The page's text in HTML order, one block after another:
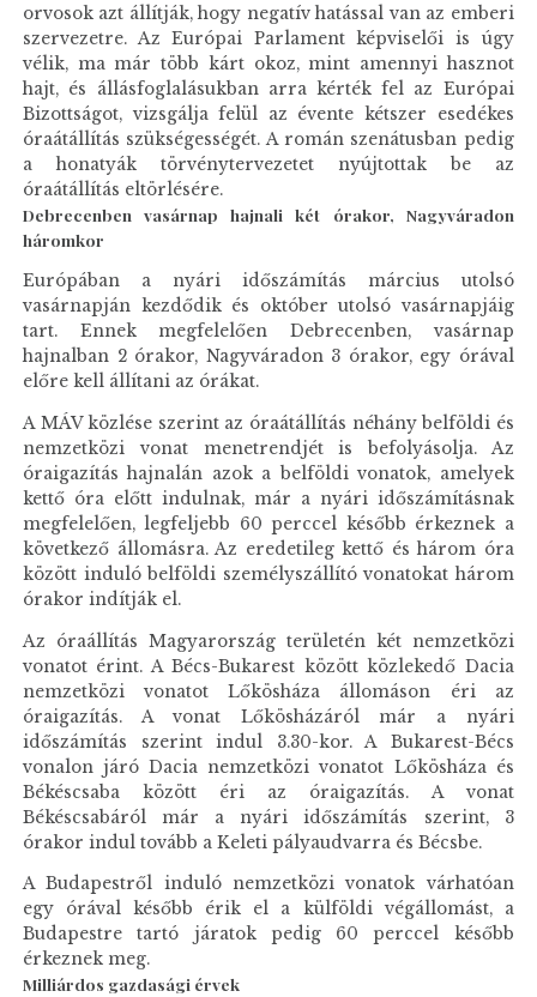
orvosok azt állítják, hogy negatív hatással van az emberi
szervezetre. Az Európai Parlament képviselői is úgy
vélik, ma már több kárt okoz, mint amennyi hasznot
hajt, és állásfoglalásukban arra kérték fel az Európai
Bizottságot, vizsgálja felül az évente kétszer esedékes
óraátállítás szükségességét. A román szenátusban pedig
a honatyák törvénytervezetet nyújtottak be az
óraátállítás eltörlésére.
Debrecenben vasárnap hajnali két órakor, Nagyváradon
háromkor
Európában a nyári időszámítás március utolsó
vasárnapján kezdődik és október utolsó vasárnapjáig
tart. Ennek megfelelően Debrecenben, vasárnap
hajnalban 2 órakor, Nagyváradon 3 órakor, egy órával
előre kell állítani az órákat.
A MÁV közlése szerint az óraátállítás néhány belföldi és
nemzetközi vonat menetrendjét is befolyásolja. Az
óraigazítás hajnalán azok a belföldi vonatok, amelyek
kettő óra előtt indulnak, már a nyári időszámításnak
megfelelően, legfeljebb 60 perccel később érkeznek a
következő állomásra. Az eredetileg kettő és három óra
között induló belföldi személyszállító vonatokat három
órakor indítják el.
Az óraállítás Magyarország területén két nemzetközi
vonatot érint. A Bécs-Bukarest között közlekedő Dacia
nemzetközi vonatot Lőkösháza állomáson éri az
óraigazítás. A vonat Lőkösházáról már a nyári
időszámítás szerint indul 3.30-kor. A Bukarest-Bécs
vonalon járó Dacia nemzetközi vonatot Lőkösháza és
Békéscsaba között éri az óraigazítás. A vonat
Békéscsabáról már a nyári időszámítás szerint, 3
órakor indul tovább a Keleti pályaudvarra és Bécsbe.
A Budapestről induló nemzetközi vonatok várhatóan
egy órával később érik el a külföldi végállomást, a
Budapestre tartó járatok pedig 60 perccel később
érkeznek meg.
Milliárdos gazdasági érvek